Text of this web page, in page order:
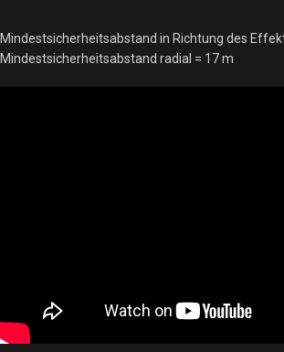
Mindestsicherheitsabstand in Richtung des
Mindestsicherheitsabstand radial = 17 m